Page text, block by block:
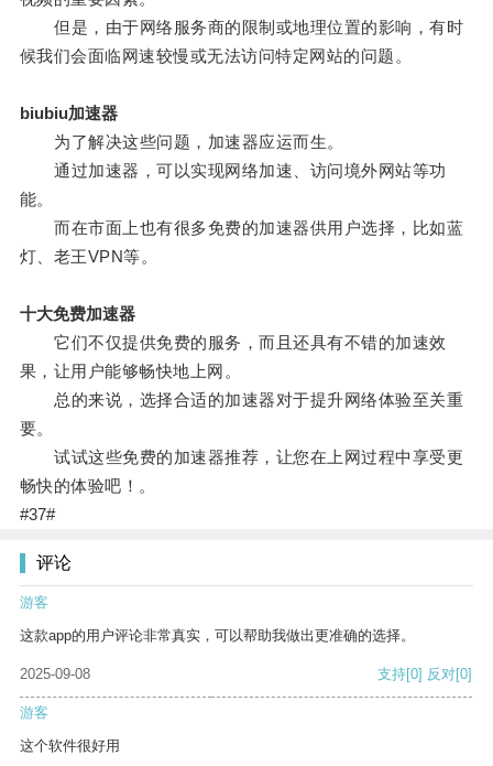
但是，由于网络服务商的限制或地理位置的影响，有时
候我们会面临网速较慢或无法访问特定网站的问题。
biubiu加速器
为了解决这些问题，加速器应运而生。
通过加速器，可以实现网络加速、访问境外网站等功
能。
而在市面上也有很多免费的加速器供用户选择，比如蓝
灯、老王VPN等。
十大免费加速器
它们不仅提供免费的服务，而且还具有不错的加速效
果，让用户能够畅快地上网。
总的来说，选择合适的加速器对于提升网络体验至关重
要。
试试这些免费的加速器推荐，让您在上网过程中享受更
畅快的体验吧！。
#37#
评论
游客
这款app的用户评论非常真实，可以帮助我做出更准确的选择。
2025-09-08 支持[0] 反对[0]
游客
这个软件很好用